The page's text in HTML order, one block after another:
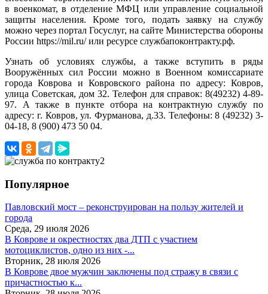
в военкомат, в отделение МФЦ или управление социальной
защиты населения. Кроме того, подать заявку на службу
можно через портал Госуслуг, на сайте Министерства обороны
России https://mil.ru/ или ресурсе службапоконтракту.рф.
Узнать об условиях службы, а также вступить в ряды
Вооружённых сил России можно в Военном комиссариате
города Коврова и Ковровского района по адресу: Ковров,
улица Советская, дом 32. Телефон для справок: 8(49232) 4-89-
97. А также в пункте отбора на контрактную службу по
адресу: г. Ковров, ул. Фурманова, д.33. Телефоны: 8 (49232) 3-
04-18, 8 (900) 473 50 04.
Популярное
Павловский мост – реконструирован на пользу жителей и
города
Среда, 29 июля 2026
В Коврове и окрестностях два ДТП с участием
мотоциклистов, одно из них -...
Вторник, 28 июля 2026
В Коврове двое мужчин заключены под стражу в связи с
причастностью к...